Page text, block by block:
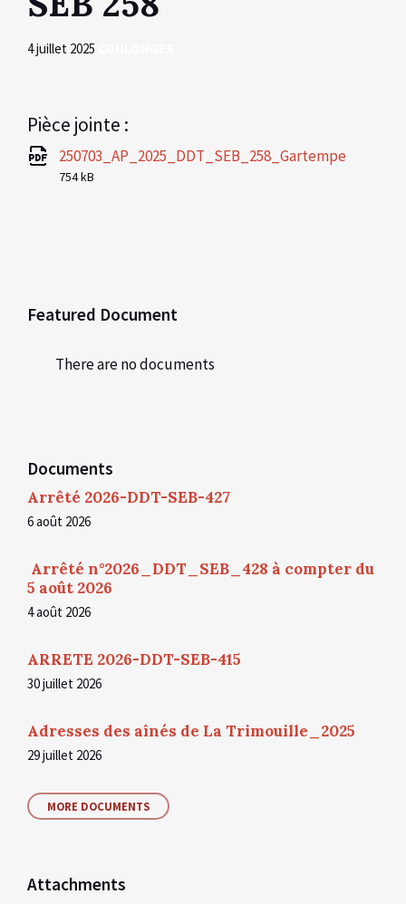
4 juillet 2025
Pièce jointe :
250703_AP_2025_DDT_SEB_258_Gartempe
754 kB
Featured Document
There are no documents
Documents
Arrêté 2026-DDT-SEB-427
6 août 2026
Arrêté n°2026_DDT_SEB_428 à compter du
5 août 2026
4 août 2026
ARRETE 2026-DDT-SEB-415
30 juillet 2026
Adresses des aînés de La Trimouille_2025
29 juillet 2026
MORE DOCUMENTS
Attachments